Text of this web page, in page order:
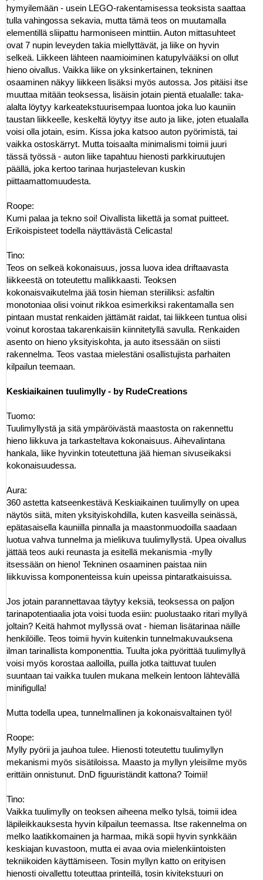
hymyilemään - usein LEGO-rakentamisessa teoksista saattaa
tulla vahingossa sekavia, mutta tämä teos on muutamalla
elementillä sliipattu harmoniseen minttiin. Auton mittasuhteet
ovat 7 nupin leveyden takia miellyttävät, ja liike on hyvin
selkeä. Liikkeen lähteen naamioiminen katupylvääksi on ollut
hieno oivallus. Vaikka liike on yksinkertainen, tekninen
osaaminen näkyy liikkeen lisäksi myös autossa. Jos pitäisi itse
muuttaa mitään teoksessa, lisäisin jotain pientä etualalle: taka-
alalta löytyy karkeatekstuurisempaa luontoa joka luo kauniin
taustan liikkeelle, keskeltä löytyy itse auto ja liike, joten etualalla
voisi olla jotain, esim. Kissa joka katsoo auton pyörimistä, tai
vaikka ostoskärryt. Mutta toisaalta minimalismi toimii juuri
tässä työssä - auton liike tapahtuu hienosti parkkiruutujen
päällä, joka kertoo tarinaa hurjastelevan kuskin
piittaamattomuudesta.
Roope:
Kumi palaa ja tekno soi! Oivallista liikettä ja somat puitteet.
Erikoispisteet todella näyttävästä Celicasta!
Tino:
Teos on selkeä kokonaisuus, jossa luova idea driftaavasta
liikkeestä on toteutettu mallikkaasti. Teoksen
kokonaisvaikutelma jää tosin hieman steriiliksi: asfaltin
monotoniaa olisi voinut rikkoa esimerkiksi rakentamalla sen
pintaan mustat renkaiden jättämät raidat, tai liikkeen tuntua olisi
voinut korostaa takarenkaisiin kiinnitetyllä savulla. Renkaiden
asento on hieno yksityiskohta, ja auto itsessään on siisti
rakennelma. Teos vastaa mielestäni osallistujista parhaiten
kilpailun teemaan.
Keskiaikainen tuulimylly - by RudeCreations
Tuomo:
Tuulimyllystä ja sitä ympäröivästä maastosta on rakennettu
hieno liikkuva ja tarkasteltava kokonaisuus. Aihevalintana
hankala, liike hyvinkin toteutettuna jää hieman sivuseikaksi
kokonaisuudessa.
Aura:
360 astetta katseenkestävä Keskiaikainen tuulimylly on upea
näytös siitä, miten yksityiskohdilla, kuten kasveilla seinässä,
epätasaisella kauniilla pinnalla ja maastonmuodoilla saadaan
luotua vahva tunnelma ja mielikuva tuulimyllystä. Upea oivallus
jättää teos auki reunasta ja esitellä mekanismia -mylly
itsessään on hieno! Tekninen osaaminen paistaa niin
liikkuvissa komponenteissa kuin upeissa pintaratkaisuissa.
Jos jotain parannettavaa täytyy keksiä, teoksessa on paljon
tarinapotentiaalia jota voisi tuoda esiin: puolustaako ritari myllyä
joltain? Keitä hahmot myllyssä ovat - hieman lisätarinaa näille
henkilöille. Teos toimii hyvin kuitenkin tunnelmakuvauksena
ilman tarinallista komponenttia. Tuulta joka pyörittää tuulimyllyä
voisi myös korostaa aalloilla, puilla jotka taittuvat tuulen
suuntaan tai vaikka tuulen mukana melkein lentoon lähtevällä
minifigulla!
Mutta todella upea, tunnelmallinen ja kokonaisvaltainen työ!
Roope:
Mylly pyörii ja jauhoa tulee. Hienosti toteutettu tuulimyllyn
mekanismi myös sisätiloissa. Maasto ja myllyn yleisilme myös
erittäin onnistunut. DnD figuuriständit kattona? Toimii!
Tino:
Vaikka tuulimylly on teoksen aiheena melko tylsä, toimii idea
läpileikkauksesta hyvin kilpailun teemassa. Itse rakennelma on
melko laatikkomainen ja harmaa, mikä sopii hyvin synkkään
keskiajan kuvastoon, mutta ei avaa ovia mielenkiintoisten
tekniikoiden käyttämiseen. Tosin myllyn katto on erityisen
hienosti oivallettu toteuttaa printeillä, tosin kivitekstuuri on